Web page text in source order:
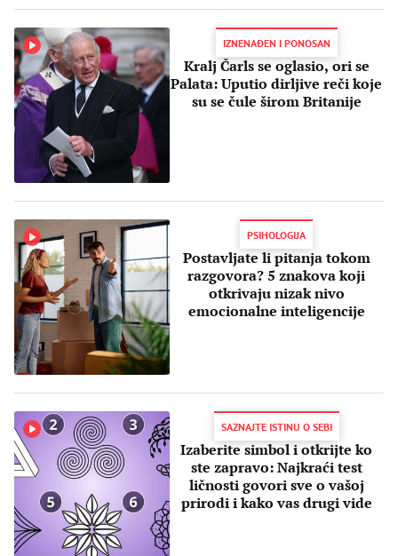
IZNENAĐEN I PONOSAN
Kralj Čarls se oglasio, ori se
Palata: Uputio dirljive reči koje
su se čule širom Britanije
PSIHOLOGIJA
Postavljate li pitanja tokom
razgovora? 5 znakova koji
otkrivaju nizak nivo
emocionalne inteligencije
SAZNAJTE ISTINU O SEBI
Izaberite simbol i otkrijte ko
ste zapravo: Najkraći test
ličnosti govori sve o vašoj
prirodi i kako vas drugi vide